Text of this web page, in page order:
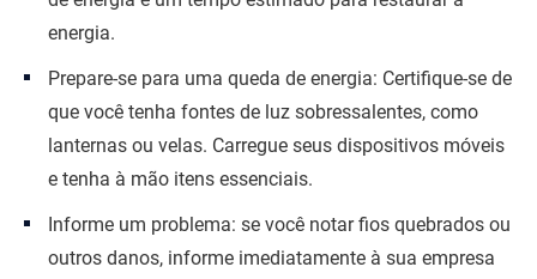
energia.
Prepare-se para uma queda de energia: Certifique-se de
que você tenha fontes de luz sobressalentes, como
lanternas ou velas. Carregue seus dispositivos móveis
e tenha à mão itens essenciais.
Informe um problema: se você notar fios quebrados ou
outros danos, informe imediatamente à sua empresa